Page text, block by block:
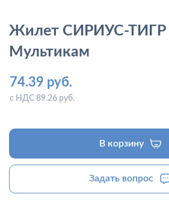
Жилет СИРИУС-
Мультикам
74.39 руб.
с НДС 89.26 руб.
В корзину
Задать вопрос